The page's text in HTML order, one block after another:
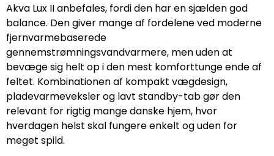
Akva Lux II anbefales, fordi den har en sjælden god
balance. Den giver mange af fordelene ved moderne
fjernvarmebaserede
gennemstrømningsvandvarmere, men uden at
bevæge sig helt op i den mest komforttunge ende af
feltet. Kombinationen af kompakt vægdesign,
pladevarmeveksler og lavt standby-tab gør den
relevant for rigtig mange danske hjem, hvor
hverdagen helst skal fungere enkelt og uden for
meget spild.